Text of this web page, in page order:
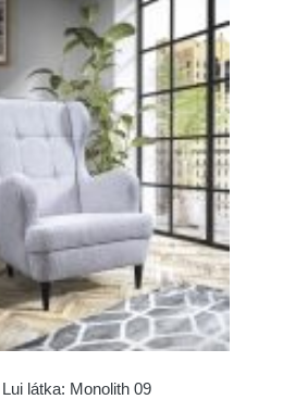
látka: Monolith 09